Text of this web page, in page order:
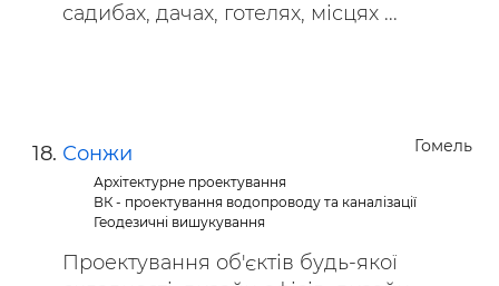
садибах, дачах, готелях, місцях ...
Гомель
Сонжи
Архітектурне проектування
ВК - проектування водопроводу та каналізації
Геодезичні вишукування
Проектування об'єктів будь-якої